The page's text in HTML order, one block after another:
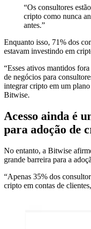
“Os consultores
cripto como nunca
antes.”
Enquanto isso, 71% dos
estavam investindo em
“Esses ativos mantidos
de negócios para
integrar cripto em um
Bitwise.
Acesso ainda é
para adoção de
No entanto, a Bitwise
grande barreira para a
“Apenas 35% dos
cripto em contas de